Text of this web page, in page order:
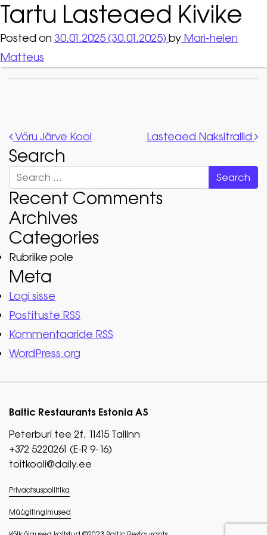
Tartu Lasteaed Kivike
Posted on 30.01.2025(30.01.2025) by Mari-helen
Matteus
Post navigation
Võru Järve Kool Lasteaed Naksitrallid
Search
Search
Recent Comments
Archives
Categories
Rubriike pole
Meta
Logi sisse
Postituste RSS
Kommentaaride RSS
WordPress.org
Baltic Restaurants Estonia AS
Peterburi tee 2f, 11415 Tallinn
+372 5220261 (E-R 9-16)
toitkooli@daily.ee
Privaatsuspoliitika
Müügitingimused